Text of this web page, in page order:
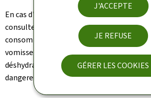
J'ACCEPTE
JE REFUSE
GÉRER LES COOKIES
En cas d'apparition de symptômes, il est
consulter rapidement un médecin et de
consommation éventuelle d'un produit
vomissements et la diarrhée peuvent
déshydratation rapide, ce qui peut être
dangereux chez les nourrissons.